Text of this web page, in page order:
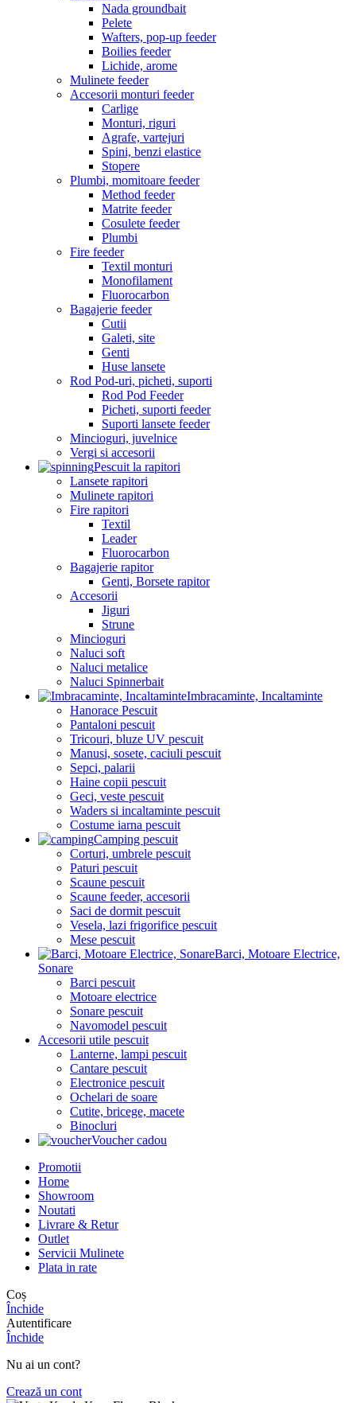
Nada groundbait
Pelete
Wafters, pop-up feeder
Boilies feeder
Lichide, arome
Mulinete feeder
Accesorii monturi feeder
Carlige
Monturi, riguri
Agrafe, vartejuri
Spini, benzi elastice
Stopere
Plumbi, momitoare feeder
Method feeder
Matrite feeder
Cosulete feeder
Plumbi
Fire feeder
Textil monturi
Monofilament
Fluorocarbon
Bagajerie feeder
Cutii
Galeti, site
Genti
Huse lansete
Rod Pod-uri, picheti, suporti
Rod Pod Feeder
Picheti, suporti feeder
Suporti lansete feeder
Mincioguri, juvelnice
Vergi si accesorii
Pescuit la rapitori
Lansete rapitori
Mulinete rapitori
Fire rapitori
Textil
Leader
Fluorocarbon
Bagajerie rapitor
Genti, Borsete rapitor
Accesorii
Jiguri
Strune
Mincioguri
Naluci soft
Naluci metalice
Naluci Spinnerbait
Imbracaminte, Incaltaminte
Hanorace Pescuit
Pantaloni pescuit
Tricouri, bluze UV pescuit
Manusi, sosete, caciuli pescuit
Sepci, palarii
Haine copii pescuit
Geci, veste pescuit
Waders si incaltaminte pescuit
Costume iarna pescuit
Camping pescuit
Corturi, umbrele pescuit
Paturi pescuit
Scaune pescuit
Scaune feeder, accesorii
Saci de dormit pescuit
Vesela, lazi frigorifice pescuit
Mese pescuit
Barci, Motoare Electrice,
Sonare
Barci pescuit
Motoare electrice
Sonare pescuit
Navomodel pescuit
Accesorii utile pescuit
Lanterne, lampi pescuit
Cantare pescuit
Electronice pescuit
Ochelari de soare
Cutite, bricege, macete
Binocluri
Voucher cadou
Promotii
Home
Showroom
Noutati
Livrare & Retur
Outlet
Servicii Mulinete
Plata in rate
Coș
Închide
Autentificare
Închide
Nu ai un cont?
Crează un cont